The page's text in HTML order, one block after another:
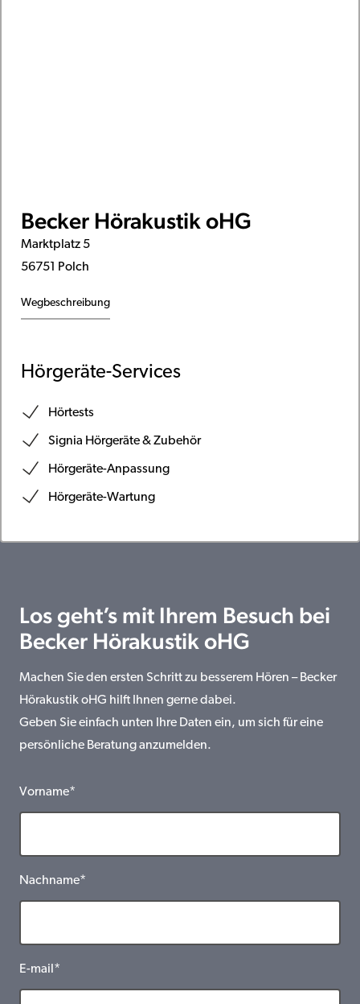
Becker Hörakustik oHG
Marktplatz 5
56751 Polch
Wegbeschreibung
Hörgeräte-Services
Hörtests
Signia Hörgeräte & Zubehör
Hörgeräte-Anpassung
Hörgeräte-Wartung
Los geht’s mit Ihrem Besuch bei
Becker Hörakustik oHG
Machen Sie den ersten Schritt zu besserem Hören – Becker
Hörakustik oHG hilft Ihnen gerne dabei.
Geben Sie einfach unten Ihre Daten ein, um sich für eine
persönliche Beratung anzumelden.
Vorname*
Nachname*
E-mail*